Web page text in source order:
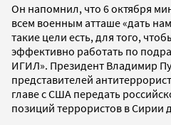
Он напомнил, что 6 октября
всем военным атташе «дать
такие цели есть, для того,
эффективно работать по
ИГИЛ». Президент Владимир
представителей
главе с США передать
позиций террористов в Сирии